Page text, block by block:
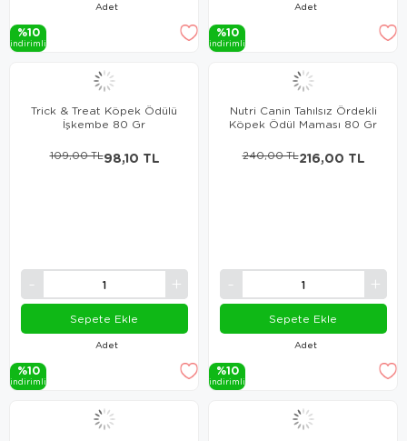
Adet
%10
i̇ndi̇ri̇mli̇
Adet
%10
i̇ndi̇ri̇mli̇
Trick & Treat Köpek Ödülü
İşkembe 80 Gr
Adet
98,10 TL
109,00 TL
Sepete Ekle
%10
i̇ndi̇ri̇mli̇
Nutri Canin Tahılsız Ördekli
Köpek Ödül Maması 80 Gr
Adet
216,00 TL
240,00 TL
Sepete Ekle
%10
i̇ndi̇ri̇mli̇